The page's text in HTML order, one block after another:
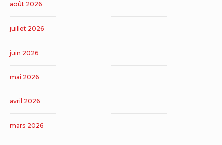
août 2026
juillet 2026
juin 2026
mai 2026
avril 2026
mars 2026